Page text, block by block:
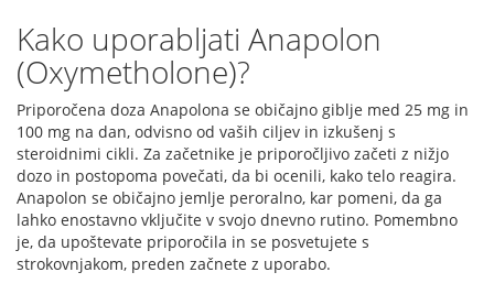
Kako uporabljati Anapolon
(Oxymetholone)?
Priporočena doza Anapolona se običajno giblje med 25 mg in
100 mg na dan, odvisno od vaših ciljev in izkušenj s
steroidnimi cikli. Za začetnike je priporočljivo začeti z nižjo
dozo in postopoma povečati, da bi ocenili, kako telo reagira.
Anapolon se običajno jemlje peroralno, kar pomeni, da ga
lahko enostavno vključite v svojo dnevno rutino. Pomembno
je, da upoštevate priporočila in se posvetujete s
strokovnjakom, preden začnete z uporabo.